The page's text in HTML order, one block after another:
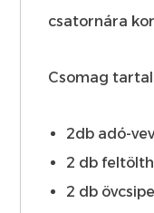
csatornára
Csomag
2db adó-
2 db
2 db